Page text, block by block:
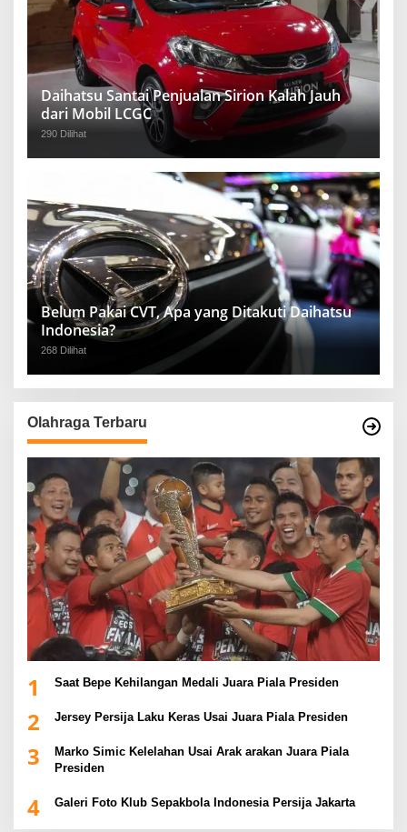
Daihatsu Santai Penjualan Sirion Kalah Jauh
dari Mobil LCGC
290 Dilihat
Belum Pakai CVT, Apa yang Ditakuti Daihatsu
Indonesia?
268 Dilihat
Olahraga Terbaru
1 Saat Bepe Kehilangan Medali Juara Piala Presiden
2 Jersey Persija Laku Keras Usai Juara Piala Presiden
3
Marko Simic Kelelahan Usai Arak arakan Juara Piala
Presiden
4 Galeri Foto Klub Sepakbola Indonesia Persija Jakarta